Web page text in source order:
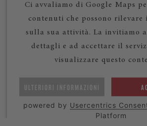
Ci avvaliamo di Google Maps
contenuti che possono rilevare
sulla sua attività. La invitiamo
dettagli e ad accettare il
visualizzare questo
ULTERIORI INFORMAZIONI
powered by Usercentrics
Platform